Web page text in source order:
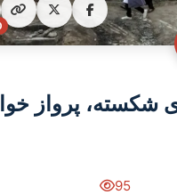
شکسته، پرواز
95